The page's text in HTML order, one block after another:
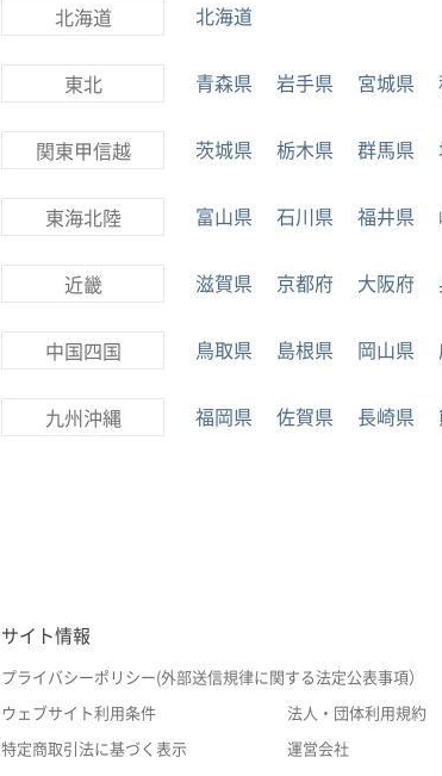
北海道 北海道
東北 青森県 岩手県 宮城県
関東甲信越 茨城県 栃木県 群馬県
東海北陸 富山県 石川県 福井県
近畿 滋賀県 京都府 大阪府
中国四国 鳥取県 島根県 岡山県
九州沖縄 福岡県 佐賀県 長崎県
サイト情報
プライバシーポリシー(外部送信規律に関する法定公表事項）
ウェブサイト利用条件 法人・団体利用規約
特定商取引法に基づく表示 運営会社